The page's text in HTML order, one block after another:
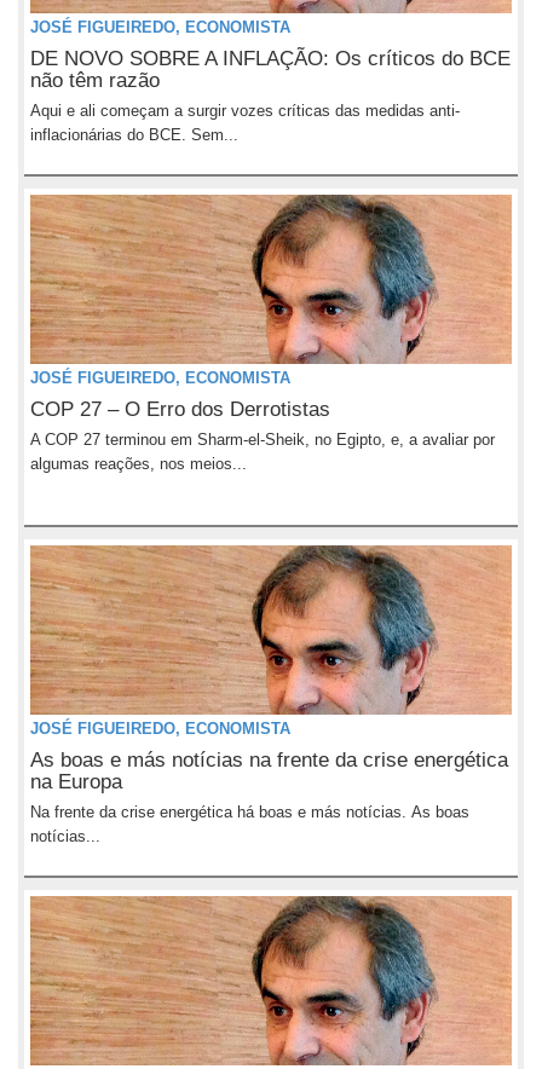
JOSÉ FIGUEIREDO, ECONOMISTA
DE NOVO SOBRE A INFLAÇÃO: Os críticos do BCE
não têm razão
Aqui e ali começam a surgir vozes críticas das medidas anti-
inflacionárias do BCE. Sem...
JOSÉ FIGUEIREDO, ECONOMISTA
COP 27 – O Erro dos Derrotistas
A COP 27 terminou em Sharm-el-Sheik, no Egipto, e, a avaliar por
algumas reações, nos meios...
JOSÉ FIGUEIREDO, ECONOMISTA
As boas e más notícias na frente da crise energética
na Europa
Na frente da crise energética há boas e más notícias. As boas
notícias...